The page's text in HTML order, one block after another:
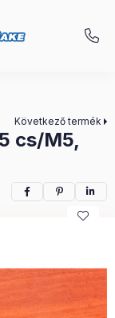
Következő termék
cs/M5,